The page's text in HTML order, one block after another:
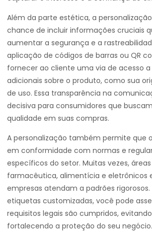
Além da parte estética, a
chance de incluir informações cruciais
aumentar a segurança e a
aplicação de códigos de barras ou QR
fornecer ao cliente uma via de acesso
adicionais sobre o produto, como sua
de uso. Essa transparência na
decisiva para consumidores que
qualidade em suas compras.
A personalização também permite que
em conformidade com normas e
específicos do setor. Muitas vezes,
farmacêutica, alimentícia e eletrônicos
empresas atendam a padrões rigorosos.
etiquetas customizadas, você pode
requisitos legais são cumpridos,
fortalecendo a proteção do seu negócio.